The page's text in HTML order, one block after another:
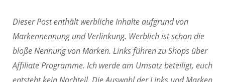
Dieser Post enthält werbliche Inhalte aufgrund von
Markennennung und Verlinkung. Werblich ist schon die
bloße Nennung von Marken. Links führen zu Shops über
Affiliate Programme. Ich werde am Umsatz beteiligt, euch